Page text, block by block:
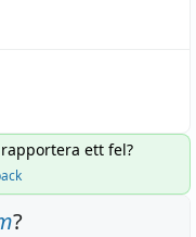
ett fel?
?